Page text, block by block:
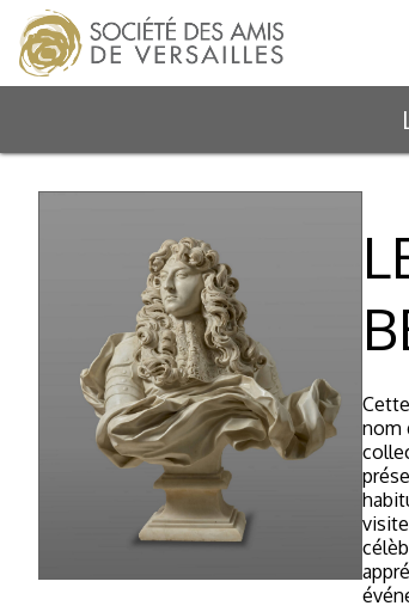
nom